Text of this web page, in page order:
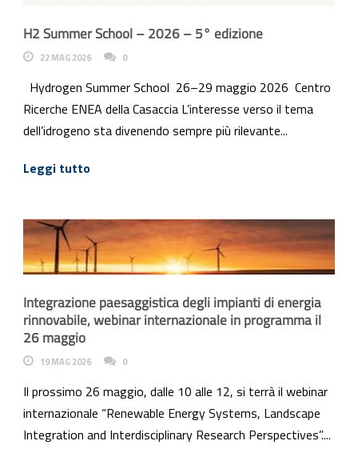
H2 Summer School – 2026 – 5° edizione
22 MAG 2026 0
Hydrogen Summer School 26–29 maggio 2026 Centro
Ricerche ENEA della Casaccia L’interesse verso il tema
dell’idrogeno sta divenendo sempre più rilevante...
Leggi tutto
Integrazione paesaggistica degli impianti di energia
rinnovabile, webinar internazionale in programma il
26 maggio
19 MAG 2026 0
Il prossimo 26 maggio, dalle 10 alle 12, si terrà il webinar
internazionale “Renewable Energy Systems, Landscape
Integration and Interdisciplinary Research Perspectives”....